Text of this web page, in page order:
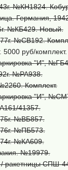
№КН1824.
Германия,
№КБ429. Новый.
№СВ192.
руб/комплект.
"И",
№РА938.
Комплект.
"И",
41357.
№ВБ857.
№ПБ573.
№КА609.
№19979.
/ ракетницы СПШ-